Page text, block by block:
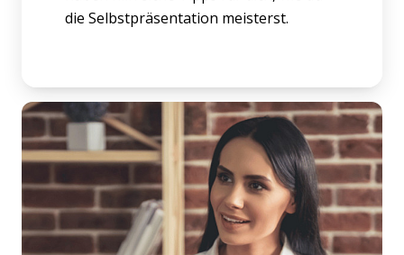
die Selbstpräsentation meisterst.